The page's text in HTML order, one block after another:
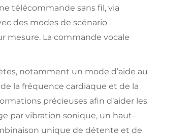
télécommande sans fil, via
des modes de scénario
mesure. La commande vocale
notamment un mode d’aide au
la fréquence cardiaque et de la
précieuses afin d’aider les
par vibration sonique, un haut-
unique de détente et de